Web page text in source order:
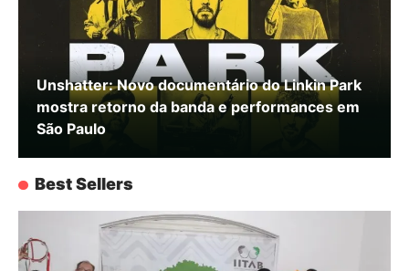
Unshatter: Novo documentário do Linkin Park
mostra retorno da banda e performances em
São Paulo
Best Sellers